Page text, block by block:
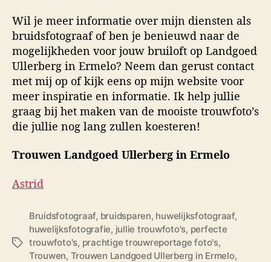
Wil je meer informatie over mijn diensten als
bruidsfotograaf of ben je benieuwd naar de
mogelijkheden voor jouw bruiloft op Landgoed
Ullerberg in Ermelo? Neem dan gerust contact
met mij op of kijk eens op mijn website voor
meer inspiratie en informatie. Ik help jullie
graag bij het maken van de mooiste trouwfoto’s
die jullie nog lang zullen koesteren!
Trouwen Landgoed Ullerberg in Ermelo
Astrid
T
Bruidsfotograaf, bruidsparen, huwelijksfotograaf,
huwelijksfotografie, jullie trouwfoto's, perfecte
trouwfoto's, prachtige trouwreportage foto's,
Trouwen, Trouwen Landgoed Ullerberg in Ermelo,